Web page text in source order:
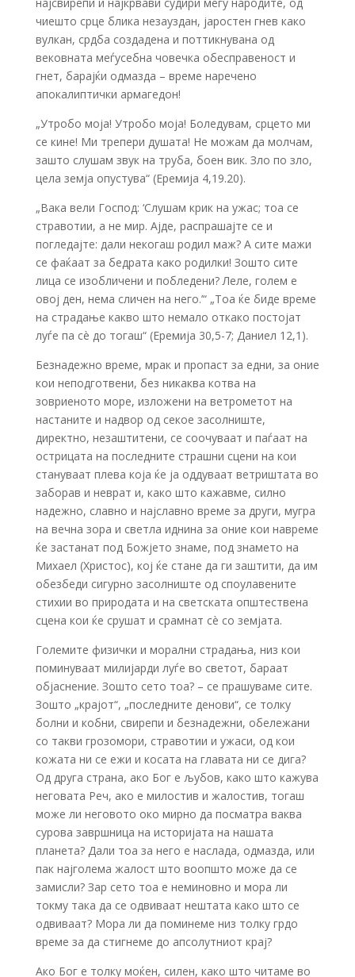
чиешто срце блика незауздан, јаростен гнев како
вулкан, срдба создадена и поттикнувана од
вековната меѓусебна човечка обесправеност и
гнет, барајќи одмазда – време наречено
апокалиптички армагедон!
„Утробо моја! Утробо моја! Боледувам, срцето ми
се кине! Ми трепери душата! Не можам да молчам,
зашто слушам звук на труба, боен вик. Зло по зло,
цела земја опустува“ (Еремија 4,19.20).
„Вака вели Господ: ‘Слушам крик на ужас; тоа се
стравотии, а не мир. Ајде, распрашајте се и
погледајте: дали некогаш родил маж? А сите мажи
се фаќаат за бедрата како родилки! Зошто сите
лица се изобличени и побледени? Леле, голем е
овој ден, нема сличен на него.’“ „Тоа ќе биде време
на страдање какво што немало откако постојат
луѓе па сè до тогаш“ (Еремија 30,5-7; Даниел 12,1).
Безнадежно време, мрак и пропаст за едни, за оние
кои неподготвени, без никаква котва на
зовриеното море, изложени на ветрометот на
настаните и надвор од секое засолниште,
директно, незаштитени, се соочуваат и паѓаат на
острицата на последните страшни сцени на кои
стануваат плева која ќе ја оддуваат ветриштата во
заборав и неврат и, како што кажавме, силно
надежно, славно и најславно време за други, мугра
на вечна зора и светла иднина за оние кои навреме
ќе застанат под Божјето знаме, под знамето на
Михаел (Христос), кој ќе стане да ги заштити, да им
обезбеди сигурно засолниште од споулавените
стихии во природата и на светската општествена
сцена кои ќе срушат и срамнат сè со земјата.
Големите физички и морални страдања, низ кои
поминуваат милијарди луѓе во светот, бараат
објаснение. Зошто сето тоа? – се прашуваме сите.
Зошто „крајот“, „последните денови“, се толку
болни и кобни, свирепи и безнадежни, обележани
со такви грозомори, стравотии и ужаси, од кои
кожата ни се ежи и косата на главата ни се дига?
Од друга страна, ако Бог е љубов, како што кажува
неговата Реч, ако е милостив и жалостив, тогаш
може ли неговото око мирно да посматра ваква
сурова завршница на историјата на нашата
планета? Дали тоа за него е наслада, одмазда, или
пак најголема жалост што воопшто може да се
замисли? Зар сето тоа е неминовно и мора ли
токму така да се одвиваат нештата како што се
одвиваат? Мора ли да поминеме низ толку грдо
време за да стигнеме до апсолутниот крај?
Ако Бог е толку моќен, силен, како што читаме во